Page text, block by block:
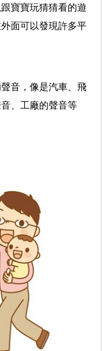
寶寶玩猜猜看的遊
面可以發現許多平
音，像是汽車、飛
、工廠的聲音等